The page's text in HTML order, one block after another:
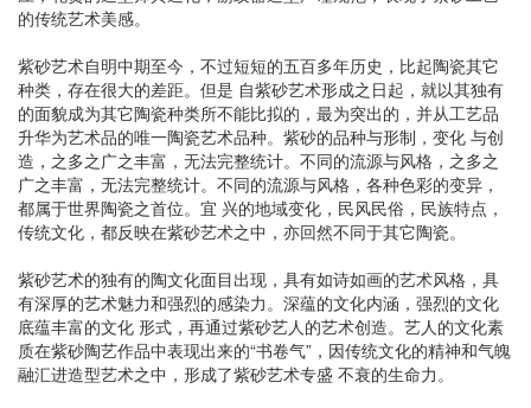
的传统艺术美感。
紫砂艺术自明中期至今，不过短短的五百多年历史，比起陶瓷其它
种类，存在很大的差距。但是 自紫砂艺术形成之日起，就以其独有
的面貌成为其它陶瓷种类所不能比拟的，最为突出的，并从工艺品
升华为艺术品的唯一陶瓷艺术品种。紫砂的品种与形制，变化 与创
造，之多之广之丰富，无法完整统计。不同的流源与风格，之多之
广之丰富，无法完整统计。不同的流源与风格，各种色彩的变异，
都属于世界陶瓷之首位。宜 兴的地域变化，民风民俗，民族特点，
传统文化，都反映在紫砂艺术之中，亦回然不同于其它陶瓷。
紫砂艺术的独有的陶文化面目出现，具有如诗如画的艺术风格，具
有深厚的艺术魅力和强烈的感染力。深蕴的文化内涵，强烈的文化
底蕴丰富的文化 形式，再通过紫砂艺人的艺术创造。艺人的文化素
质在紫砂陶艺作品中表现出来的“书卷气”，因传统文化的精神和气魄
融汇进造型艺术之中，形成了紫砂艺术专盛 不衰的生命力。